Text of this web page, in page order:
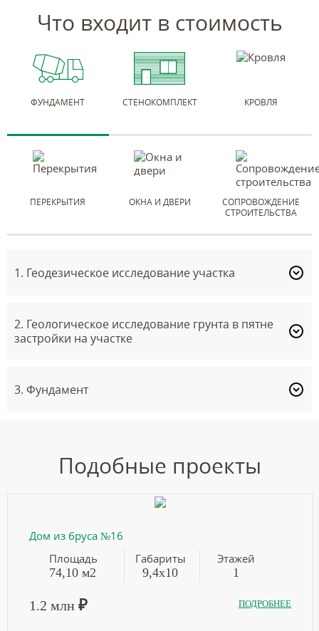
Что входит в стоимость
ФУНДАМЕНТ СТЕНОКОМПЛЕКТ КРОВЛЯ
ПЕРЕКРЫТИЯ ОКНА И ДВЕРИ
СОПРОВОЖДЕНИЕ
СТРОИТЕЛЬСТВА
1. Геодезическое исследование участка
2. Геологическое исследование грунта в пятне
застройки на участке
3. Фундамент
Подобные проекты
Дом из бруса №16
Площадь
74,10 м2
Габариты
9,4х10
Этажей
1
1.2 млн ₽ ПОДРОБНЕЕ